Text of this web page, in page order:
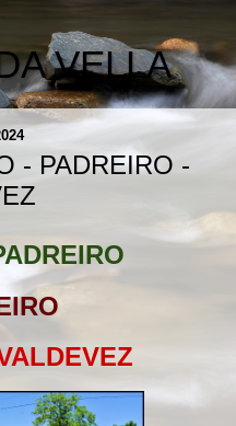
VELLA
- PADREIRO -